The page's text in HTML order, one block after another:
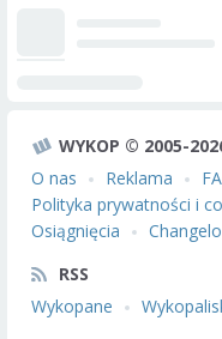
WYKOP © 2005-
O nas
Reklama
Polityka prywatności i
Osiągnięcia
RSS
Wykopane